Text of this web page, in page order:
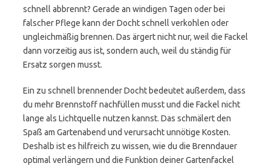
schnell abbrennt? Gerade an windigen Tagen oder bei
falscher Pflege kann der Docht schnell verkohlen oder
ungleichmäßig brennen. Das ärgert nicht nur, weil die Fackel
dann vorzeitig aus ist, sondern auch, weil du ständig für
Ersatz sorgen musst.
Ein zu schnell brennender Docht bedeutet außerdem, dass
du mehr Brennstoff nachfüllen musst und die Fackel nicht
lange als Lichtquelle nutzen kannst. Das schmälert den
Spaß am Gartenabend und verursacht unnötige Kosten.
Deshalb ist es hilfreich zu wissen, wie du die Brenndauer
optimal verlängern und die Funktion deiner Gartenfackel